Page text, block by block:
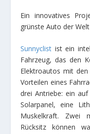
Ein innovatives
grünste Auto der
Sunnyclist ist ein
Fahrzeug, das den
Elektroautos mit
Vorteilen eines
drei Antriebe: ein
Solarpanel, eine
Muskelkraft. Zwei
Rücksitz können